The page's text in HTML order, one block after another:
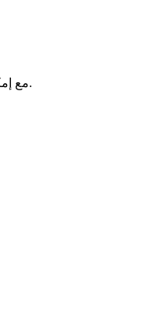
مع إمکانیة التسوق المباشر فی دبی، والتوصیل المجانی داخل الإمارات العربیة المتحدة، وخدمة الشحن الدولی إلى أکثر من 130 دولة حول العالم، نوفر لکم تجربة تسوق آمنة وبدون حدود.